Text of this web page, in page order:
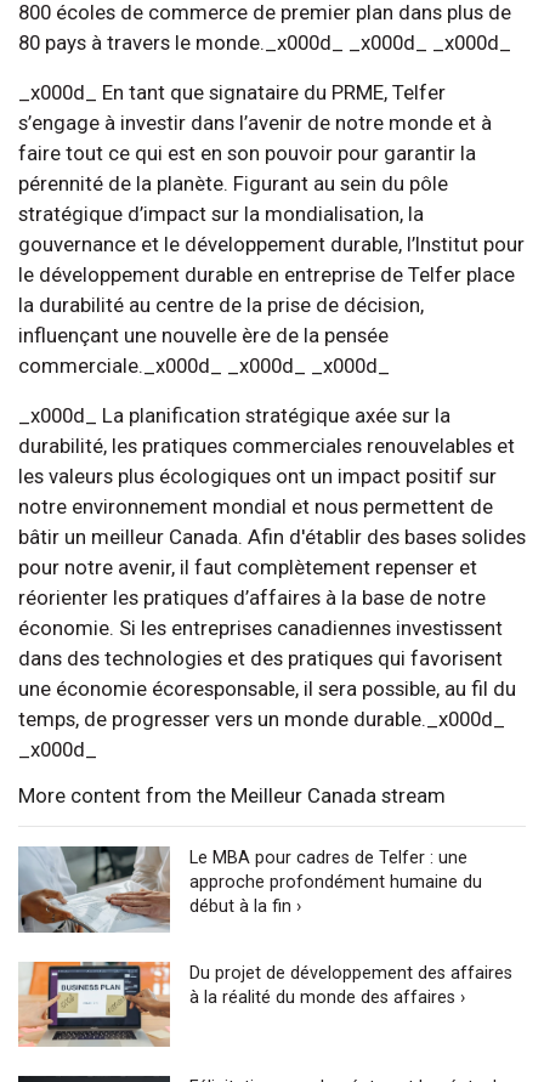
800 écoles de commerce de premier plan dans plus de
80 pays à travers le monde._x000d_ _x000d_ _x000d_
_x000d_ En tant que signataire du PRME, Telfer
s’engage à investir dans l’avenir de notre monde et à
faire tout ce qui est en son pouvoir pour garantir la
pérennité de la planète. Figurant au sein du pôle
stratégique d’impact sur la mondialisation, la
gouvernance et le développement durable, l’Institut pour
le développement durable en entreprise de Telfer place
la durabilité au centre de la prise de décision,
influençant une nouvelle ère de la pensée
commerciale._x000d_ _x000d_ _x000d_
_x000d_ La planification stratégique axée sur la
durabilité, les pratiques commerciales renouvelables et
les valeurs plus écologiques ont un impact positif sur
notre environnement mondial et nous permettent de
bâtir un meilleur Canada. Afin d'établir des bases solides
pour notre avenir, il faut complètement repenser et
réorienter les pratiques d’affaires à la base de notre
économie. Si les entreprises canadiennes investissent
dans des technologies et des pratiques qui favorisent
une économie écoresponsable, il sera possible, au fil du
temps, de progresser vers un monde durable._x000d_
_x000d_
More content from the Meilleur Canada stream
Le MBA pour cadres de Telfer : une
approche profondément humaine du
début à la fin ›
Du projet de développement des affaires
à la réalité du monde des affaires ›